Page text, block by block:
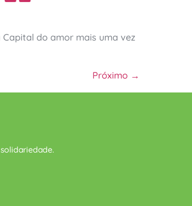
do amor mais uma vez
Próximo →